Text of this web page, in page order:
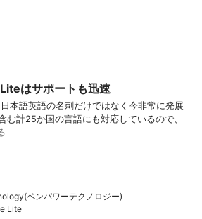
はサポートも迅速
本語英語の名刺だけではなく今非常に発展
む計25か国の言語にも対応しているので、
ペンパワーテクノロジー)
Lite